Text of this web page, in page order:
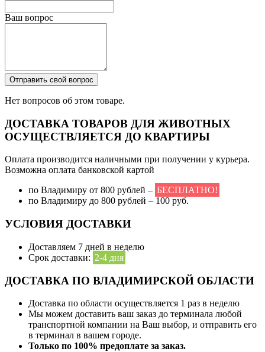
Ваш вопрос
Отправить свой вопрос
Нет вопросов об этом товаре.
ДОСТАВКА ТОВАРОВ ДЛЯ ЖИВОТНЫХ
ОСУЩЕСТВЛЯЕТСЯ ДО КВАРТИРЫ
Оплата производится наличными при получении у курьера.
Возможна оплата банковской картой
по Владимиру от 800 рублей – БЕСПЛАТНО!
по Владимиру до 800 рублей – 100 руб.
УСЛОВИЯ ДОСТАВКИ
Доставляем 7 дней в неделю
Срок доставки: 2-4 дня
ДОСТАВКА ПО ВЛАДИМИРСКОЙ ОБЛАСТИ
Доставка по области осуществляется 1 раз в неделю
Мы можем доставить ваш заказ до терминала любой
транспортной компании на Ваш выбор, и отправить его
в терминал в вашем городе.
Только по 100% предоплате за заказ.